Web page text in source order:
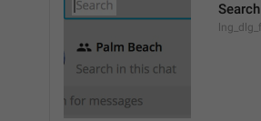
Search